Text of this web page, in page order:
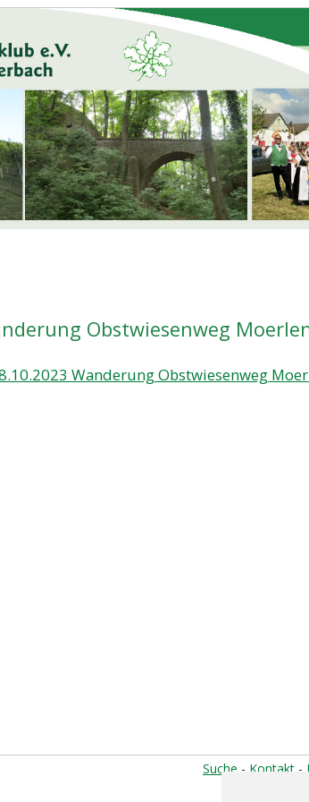
Obstwiesenweg
Wanderung Obstwiesenweg
Suche - Kontakt -